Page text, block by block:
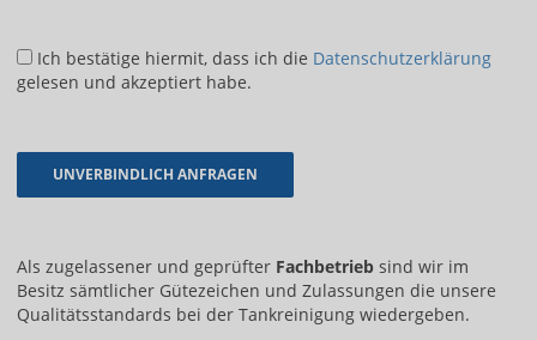
Ich bestätige hiermit, dass ich die Datenschutzerklärung
gelesen und akzeptiert habe.
Als zugelassener und geprüfter Fachbetrieb sind wir im
Besitz sämtlicher Gütezeichen und Zulassungen die unsere
Qualitätsstandards bei der Tankreinigung wiedergeben.